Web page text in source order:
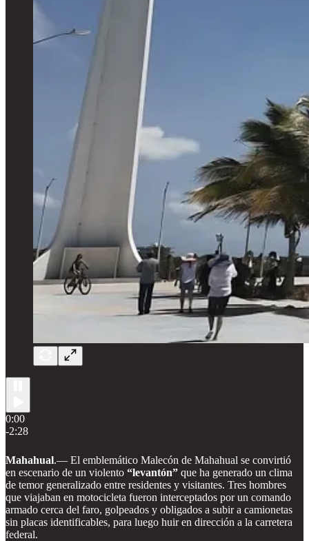
0:00
-2:28
Mahahual.— El emblemático Malecón de Mahahual se convirtió
en escenario de un violento “levantón” que ha generado un clima
de temor generalizado entre residentes y visitantes. Tres hombres
que viajaban en motocicleta fueron interceptados por un comando
armado cerca del faro, golpeados y obligados a subir a camionetas
sin placas identificables, para luego huir en dirección a la carretera
federal.